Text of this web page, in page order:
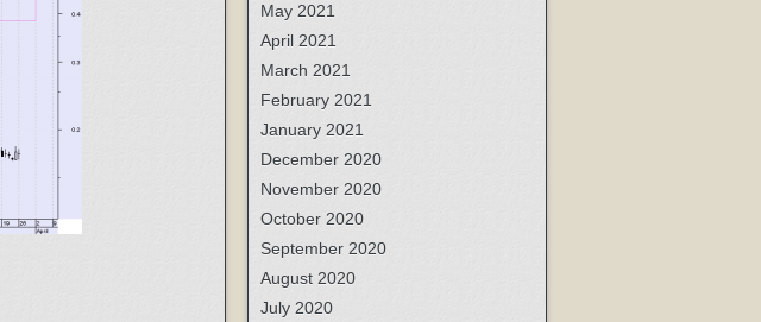
May 2021
April 2021
March 2021
February 2021
January 2021
December 2020
November 2020
October 2020
September 2020
August 2020
July 2020